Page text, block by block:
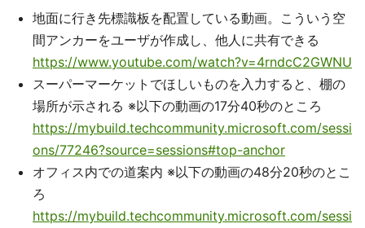
地面に行き先標識板を配置している動画。こういう空
間アンカーをユーザが作成し、他人に共有できる
https://www.youtube.com/watch?v=4rndcC2GWNU
スーパーマーケットでほしいものを入力すると、棚の
場所が示される ※以下の動画の17分40秒のところ
https://mybuild.techcommunity.microsoft.com/sessi
ons/77246?source=sessions#top-anchor
オフィス内での道案内 ※以下の動画の48分20秒のとこ
ろ
https://mybuild.techcommunity.microsoft.com/sessi